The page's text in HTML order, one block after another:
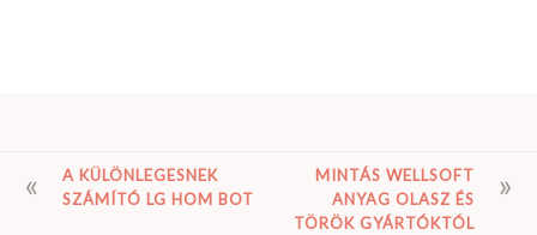
BEJEGYZÉS
NAVIGÁCIÓ
A KÜLÖNLEGESNEK
SZÁMÍTÓ LG HOM BOT
MINTÁS WELLSOFT
ANYAG OLASZ ÉS
TÖRÖK GYÁRTÓKTÓL